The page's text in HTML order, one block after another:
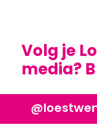
Volg je
media?